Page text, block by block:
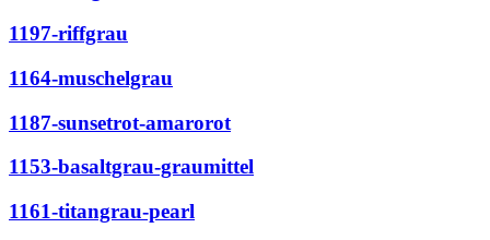
1197-riffgrau
1164-muschelgrau
1187-sunsetrot-amarorot
1153-basaltgrau-graumittel
1161-titangrau-pearl